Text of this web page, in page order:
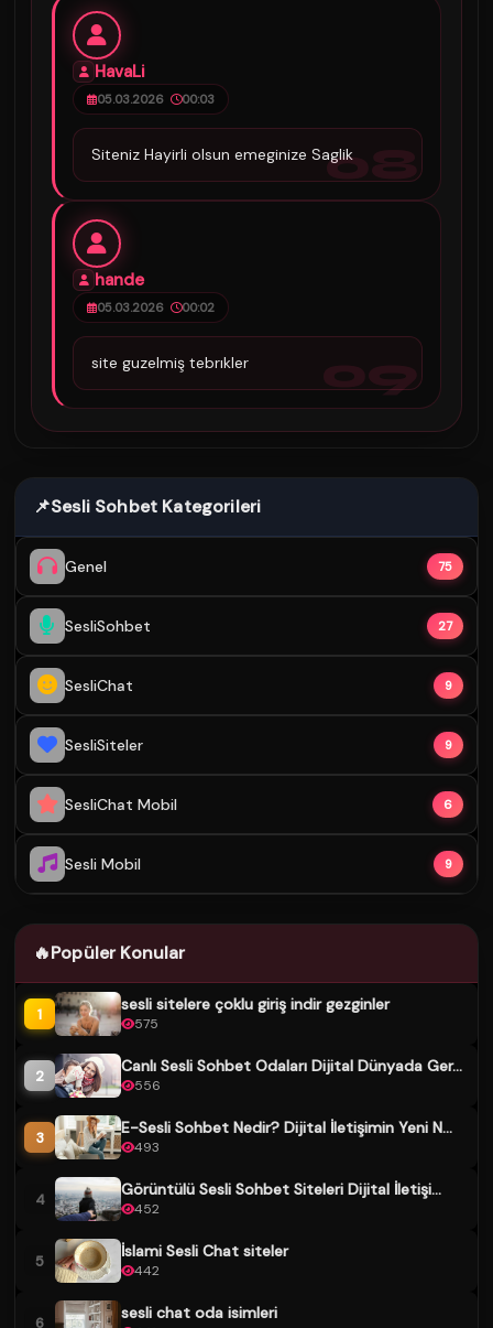
08
HavaLi
05.03.2026 00:03
Siteniz Hayirli olsun emeginize Saglik
09
hande
05.03.2026 00:02
site guzelmiş tebrıkler
📌Sesli Sohbet Kategorileri
Genel 75
SesliSohbet 27
SesliChat 9
SesliSiteler 9
SesliChat Mobil 6
Sesli Mobil 9
🔥Popüler Konular
1 sesli sitelere çoklu giriş indir gezginler
575
2 Canlı Sesli Sohbet Odaları Dijital Dünyada Ger...
556
3 E-Sesli Sohbet Nedir? Dijital İletişimin Yeni N...
493
4 Görüntülü Sesli Sohbet Siteleri Dijital İletişi...
452
5 İslami Sesli Chat siteler
442
6 sesli chat oda isimleri